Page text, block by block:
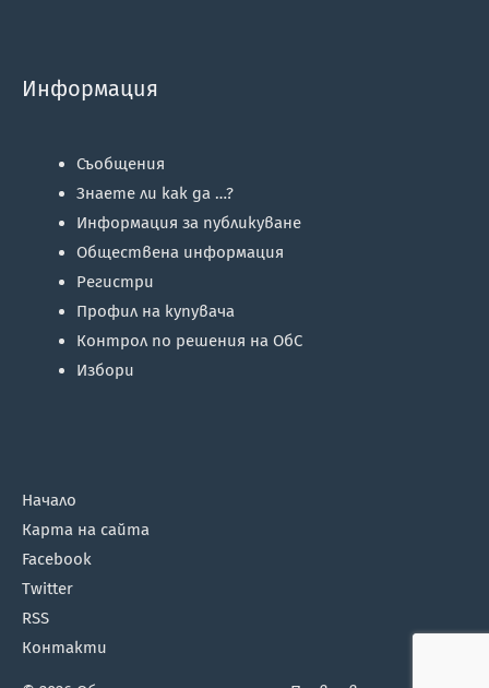
Информация
Съобщения
Знаете ли как да …?
Информация за публикуване
Обществена информация
Регистри
Профил на купувача
Контрол по решения на ОбС
Избори
Начало
Карта на сайта
Facebook
Twitter
RSS
Контакти